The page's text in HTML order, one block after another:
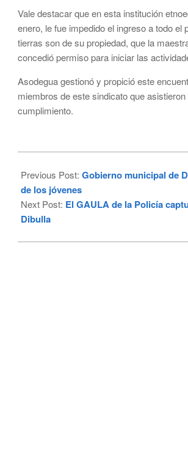
Vale destacar que en esta institución
enero, le fue impedido el ingreso a todo
tierras son de su propiedad, que la
concedió permiso para iniciar las
Asodegua gestionó y propició este
miembros de este sindicato que
cumplimiento.
04-
24
Previous Post: Gobierno municipal de
de los jóvenes
Next Post: El GAULA de la Policía
Dibulla